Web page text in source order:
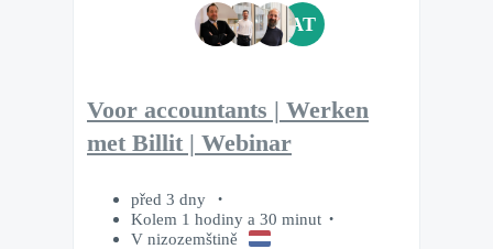
AT
Voor accountants | Werken
met Billit | Webinar
před 3 dny
Kolem 1 hodiny a 30 minut
V nizozemštině